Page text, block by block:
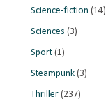
Science-fiction (14)
Sciences (3)
Sport (1)
Steampunk (3)
Thriller (237)